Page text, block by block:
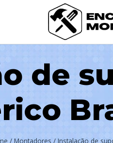
de
/ Montadores / Instalação de